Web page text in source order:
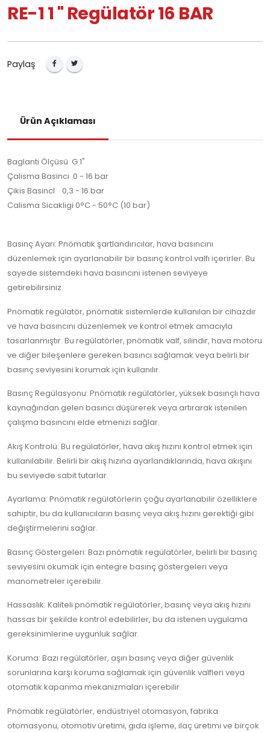
RE-1 1 " Regülatör 16 BAR
Paylaş
Ürün Açıklaması
Baglanti Ölçüsü G 1"
Çalisma Basinci 0 - 16 bar
Çikis BasincI 0,3 - 16 bar
Calisma Sicakligi 0°C - 50°C (10 bar)
Basınç Ayarı: Pnömatik şartlandırıcılar, hava basıncını
düzenlemek için ayarlanabilir bir basınç kontrol valfı içerirler. Bu
sayede sistemdeki hava basıncını istenen seviyeye
getirebilirsiniz.
Pnömatik regülatör, pnömatik sistemlerde kullanılan bir cihazdır
ve hava basıncını düzenlemek ve kontrol etmek amacıyla
tasarlanmıştır. Bu regülatörler, pnömatik valf, silindir, hava motoru
ve diğer bileşenlere gereken basıncı sağlamak veya belirli bir
basınç seviyesini korumak için kullanılır.
Basınç Regülasyonu: Pnömatik regülatörler, yüksek basınçlı hava
kaynağından gelen basıncı düşürerek veya artırarak istenilen
çalışma basıncını elde etmenizi sağlar.
Akış Kontrolü: Bu regülatörler, hava akış hızını kontrol etmek için
kullanılabilir. Belirli bir akış hızına ayarlandıklarında, hava akışını
bu seviyede sabit tutarlar.
Ayarlama: Pnömatik regülatörlerin çoğu ayarlanabilir özelliklere
sahiptir, bu da kullanıcıların basınç veya akış hızını gerektiği gibi
değiştirmelerini sağlar.
Basınç Göstergeleri: Bazı pnömatik regülatörler, belirli bir basınç
seviyesini okumak için entegre basınç göstergeleri veya
manometreler içerebilir.
Hassaslık: Kaliteli pnömatik regülatörler, basınç veya akış hızını
hassas bir şekilde kontrol edebilirler, bu da istenen uygulama
gereksinimlerine uygunluk sağlar.
Koruma: Bazı regülatörler, aşırı basınç veya diğer güvenlik
sorunlarına karşı koruma sağlamak için güvenlik valfleri veya
otomatik kapanma mekanizmaları içerebilir.
Pnömatik regülatörler, endüstriyel otomasyon, fabrika
otomasyonu, otomotiv üretimi, gıda işleme, ilaç üretimi ve birçok